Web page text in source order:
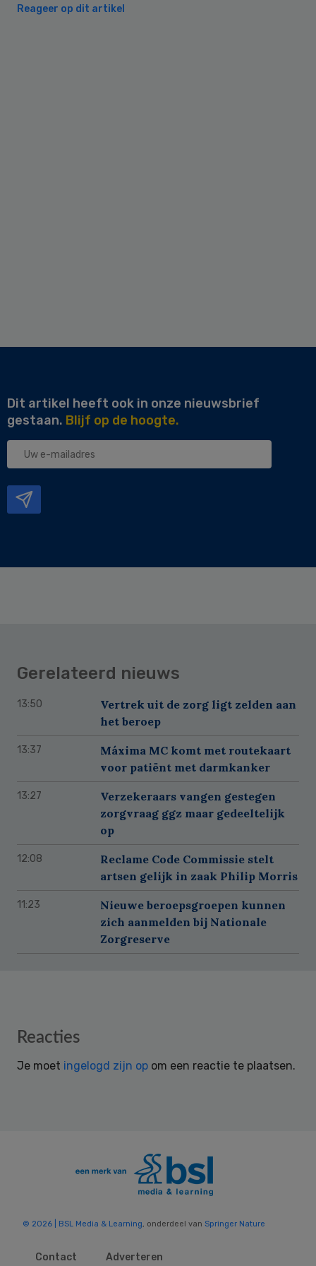
Reageer op dit artikel
Dit artikel heeft ook in onze nieuwsbrief
gestaan. Blijf op de hoogte.
Uw
Gerelateerd nieuws
13:50
Vertrek uit de zorg ligt zelden aan
het beroep
13:37
Máxima MC komt met routekaart
voor patiënt met darmkanker
13:27
Verzekeraars vangen gestegen
zorgvraag ggz maar gedeeltelijk
op
12:08
Reclame Code Commissie stelt
artsen gelijk in zaak Philip Morris
11:23
Nieuwe beroepsgroepen kunnen
zich aanmelden bij Nationale
Zorgreserve
Reader
Reacties
Je moet ingelogd zijn op om een reactie te plaatsen.
© 2026 | BSL Media & Learning , onderdeel van Springer Nature
Contact Adverteren